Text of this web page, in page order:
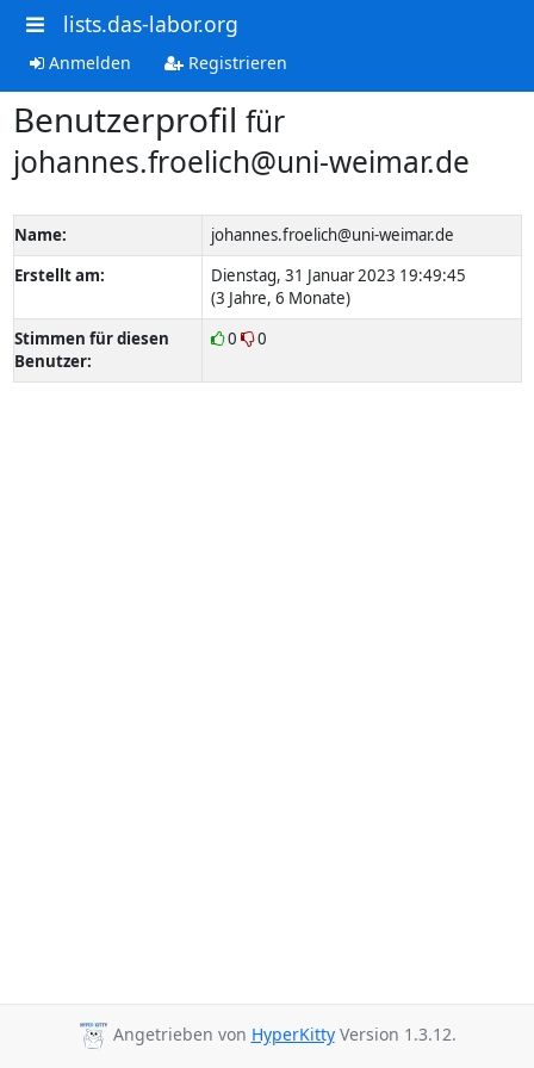
lists.das-labor.org
Anmelden Registrieren
Benutzerprofil für
johannes.froelich@uni-weimar.de
Name:
johannes.froelich@uni-weimar.de
Erstellt am:
Dienstag, 31 Januar 2023 19:49:45
(3 Jahre, 6 Monate)
Stimmen für diesen
Benutzer:
0 0
Angetrieben von HyperKittyVersion 1.3.12.